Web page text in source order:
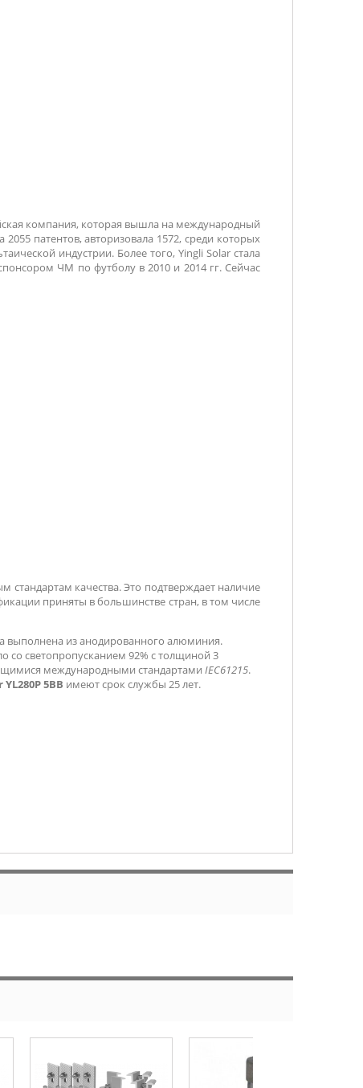
компания, которая вышла на международный
2055 патентов, авторизовала 1572, среди которых
индустрии. Более того, Yingli Solar стала
ЧМ по футболу в 2010 и 2014 гг. Сейчас
стандартам качества. Это подтверждает наличие
приняты в большинстве стран, в том числе
выполнена из анодированного алюминия.
со светопропусканием 92% с толщиной 3
международными стандартами IEC61215.
5BB имеют срок службы 25 лет.